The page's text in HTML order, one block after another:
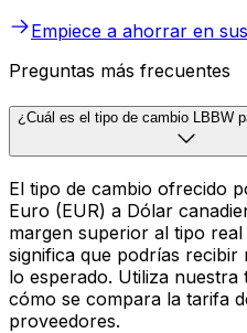
Empiece a ahorrar en
Preguntas más frecuentes
¿Cuál es el tipo de cambio LBBW
El tipo de cambio ofrecido
Euro (EUR) a Dólar
margen superior al tipo
significa que podrías recibir
lo esperado. Utiliza
cómo se compara la tarifa
proveedores.